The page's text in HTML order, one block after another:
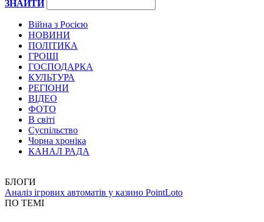
ЗНАЙТИ
Війна з Росією
НОВИНИ
ПОЛІТИКА
ГРОШІ
ГОСПОДАРКА
КУЛЬТУРА
РЕГІОНИ
ВІДЕО
ФОТО
В світі
Суспільство
Чорна хроніка
КАНАЛ РАДА
БЛОГИ
Аналіз ігрових автоматів у казино PointLoto
ПО ТЕМІ